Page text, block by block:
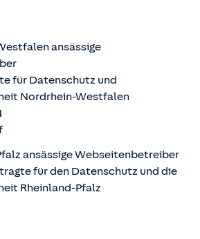
ansässige
für Datenschutz und
Nordrhein-Westfalen
ansässige Webseitenbetreiber
für den Datenschutz und die
Rheinland-Pfalz